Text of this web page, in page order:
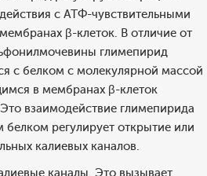
с АТФ-чувствительными
β-клеток. В отличие от
глимепирид
с белком с молекулярной массой
в мембранах β-клеток
взаимодействие глимепирида
регулирует открытие или
калиевых каналов.
каналы. Это вызывает